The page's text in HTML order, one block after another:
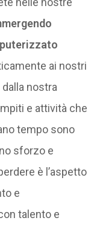
ai nostri
nostra
e attività che
tempo sono
sforzo e
è l’aspetto
e
talento e